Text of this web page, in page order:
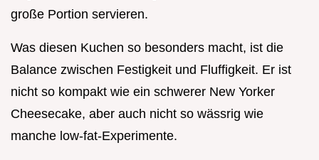
große Portion servieren.
Was diesen Kuchen so besonders macht, ist die
Balance zwischen Festigkeit und Fluffigkeit. Er ist
nicht so kompakt wie ein schwerer New Yorker
Cheesecake, aber auch nicht so wässrig wie
manche low-fat-Experimente.